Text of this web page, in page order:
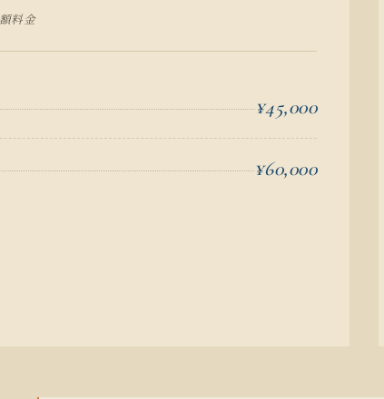
料金
¥45,000
¥60,000